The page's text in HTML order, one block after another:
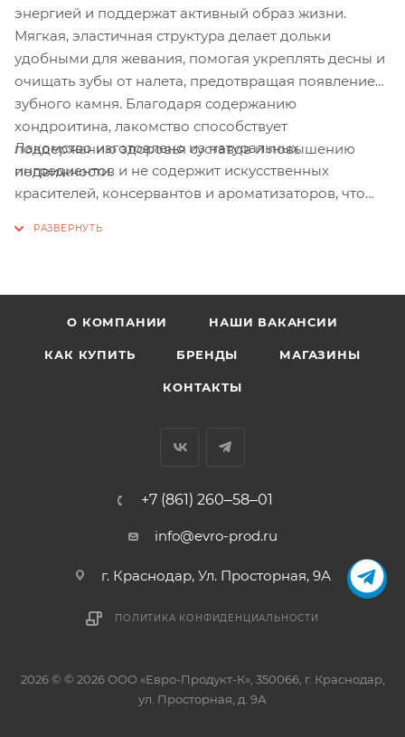
энергией и поддержат активный образ жизни.
Мягкая, эластичная структура делает дольки
удобными для жевания, помогая укреплять десны и
очищать зубы от налета, предотвращая появление
зубного камня. Благодаря содержанию
хондроитина, лакомство способствует
поддержанию здоровья суставов и повышению
подвижности.
Лакомство изготовлено из натуральных
ингредиентов и не содержит искусственных
красителей, консервантов и ароматизаторов, что
О КОМПАНИИ НАШИ ВАКАНСИИ
КАК КУПИТЬ БРЕНДЫ МАГАЗИНЫ
КОНТАКТЫ
+7 (861) 260‒58‒01
info@evro-prod.ru
г. Краснодар, ​Ул. Просторная, 9А
ПОЛИТИКА КОНФИДЕНЦИАЛЬНОСТИ
2026 © © 2026 ООО «Евро-Продукт-К», 350066, г. Краснодар,
ул. Просторная, д. 9А